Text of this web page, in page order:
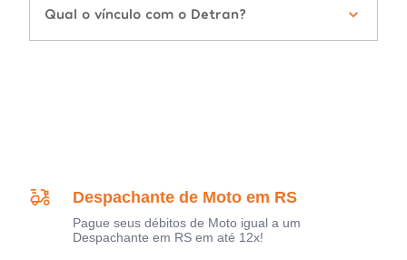
Qual o vínculo com o Detran?
Despachante de Moto em RS
Pague seus débitos de Moto igual a um
Despachante em RS em até 12x!